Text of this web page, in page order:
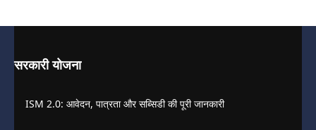
सरकारी योजना
ISM 2.0: आवेदन, पात्रता और सब्सिडी की पूरी जानकारी